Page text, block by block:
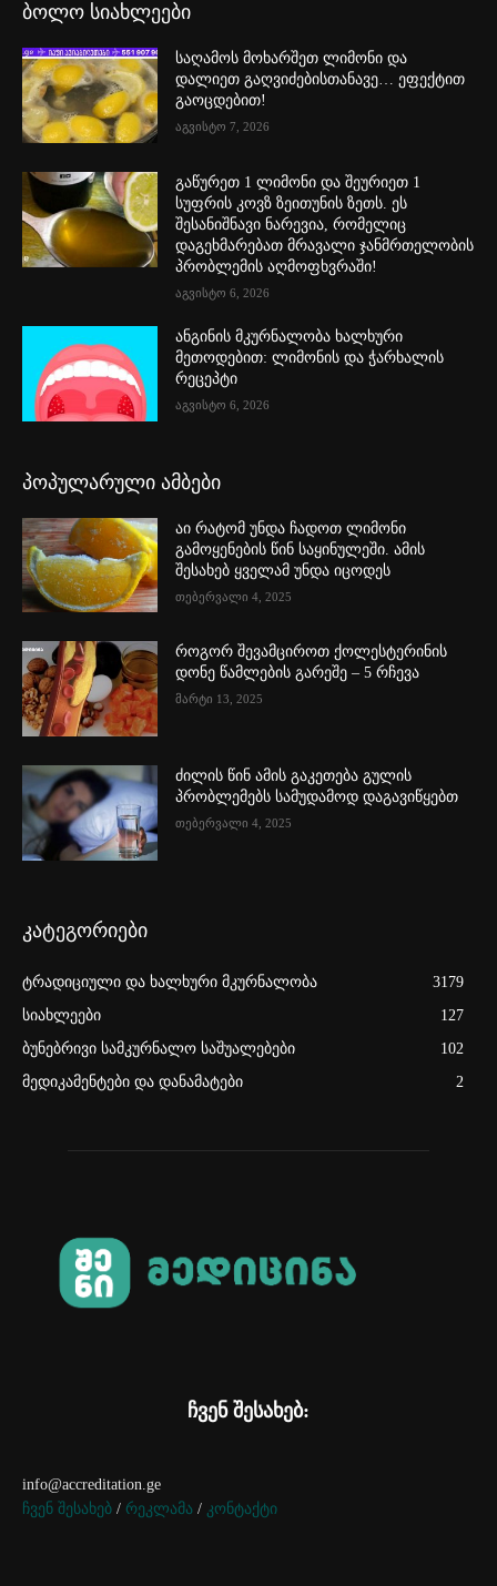
ბოლო სიახლეები
საღამოს მოხარშეთ ლიმონი და
დალიეთ გაღვიძებისთანავე… ეფექტით
გაოცდებით!
აგვისტო 7, 2026
გაწურეთ 1 ლიმონი და შეურიეთ 1
სუფრის კოვზ ზეითუნის ზეთს. ეს
შესანიშნავი ნარევია, რომელიც
დაგეხმარებათ მრავალი ჯანმრთელობის
პრობლემის აღმოფხვრაში!
აგვისტო 6, 2026
ანგინის მკურნალობა ხალხური
მეთოდებით: ლიმონის და ჭარხალის
რეცეპტი
აგვისტო 6, 2026
პოპულარული ამბები
აი რატომ უნდა ჩადოთ ლიმონი
გამოყენების წინ საყინულეში. ამის
შესახებ ყველამ უნდა იცოდეს
თებერვალი 4, 2025
როგორ შევამციროთ ქოლესტერინის
დონე წამლების გარეშე – 5 რჩევა
მარტი 13, 2025
ძილის წინ ამის გაკეთება გულის
პრობლემებს სამუდამოდ დაგავიწყებთ
თებერვალი 4, 2025
კატეგორიები
ტრადიციული და ხალხური მკურნალობა
3179
სიახლეები
127
ბუნებრივი სამკურნალო საშუალებები
102
მედიკამენტები და დანამატები
2
ჩვენ შესახებ:
info@accreditation.ge
ჩვენ შესახებ / რეკლამა / კონტაქტი